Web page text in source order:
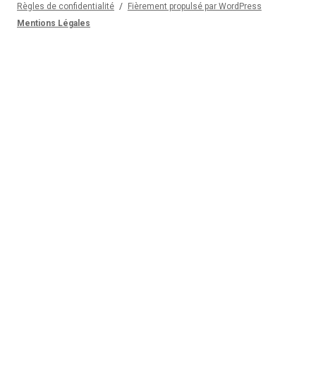
Règles de confidentialité
Fièrement propulsé par WordPress
Mentions Légales